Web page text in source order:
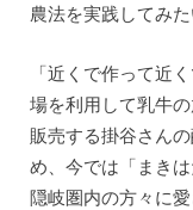
農法を実践してみた
「近くで作って近
場を利用して乳牛
販売する掛谷さん
め、今では「まき
隠岐圏内の方々に